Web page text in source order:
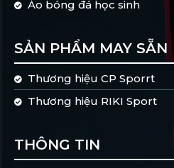
Áo bóng đá học sinh
SẢN PHẨM MAY SẴN
Thương hiệu CP Sporrt
Thương hiệu RIKI Sport
THÔNG TIN